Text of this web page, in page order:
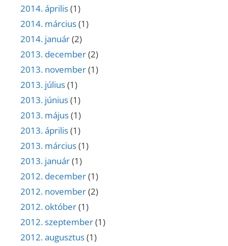
2014. április(1)
2014. március(1)
2014. január(2)
2013. december(2)
2013. november(1)
2013. július(1)
2013. június(1)
2013. május(1)
2013. április(1)
2013. március(1)
2013. január(1)
2012. december(1)
2012. november(2)
2012. október(1)
2012. szeptember(1)
2012. augusztus(1)